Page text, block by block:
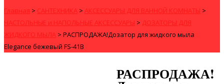
Главная > САНТЕХНИКА > АКСЕССУАРЫ ДЛЯ ВАННОЙ КОМНАТЫ >
НАСТОЛЬНЫЕ и НАПОЛЬНЫЕ АКСЕССУАРЫ > ДОЗАТОРЫ ДЛЯ
ЖИДКОГО МЫЛА > РАСПРОДАЖА!Дозатор для жидкого мыла
Elegance бежевый FS-41В
РАСПРОДАЖА!